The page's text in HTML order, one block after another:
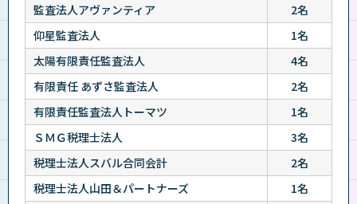
監査法人アヴァンティア
2名
仰星監査法人
1名
太陽有限責任監査法人
4名
有限責任 あずさ監査法人
2名
有限責任監査法人トーマツ
1名
ＳＭＧ税理士法人
3名
税理士法人スバル合同会計
2名
税理士法人山田＆パートナーズ
1名